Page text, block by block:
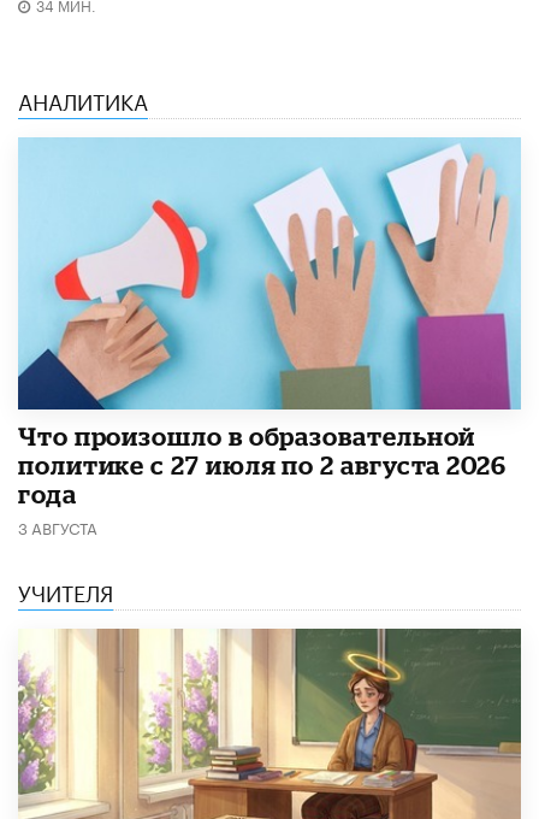
АНАЛИТИКА
​Что произошло в образовательной
политике с 27 июля по 2 августа 2026
года
3 АВГУСТА
УЧИТЕЛЯ